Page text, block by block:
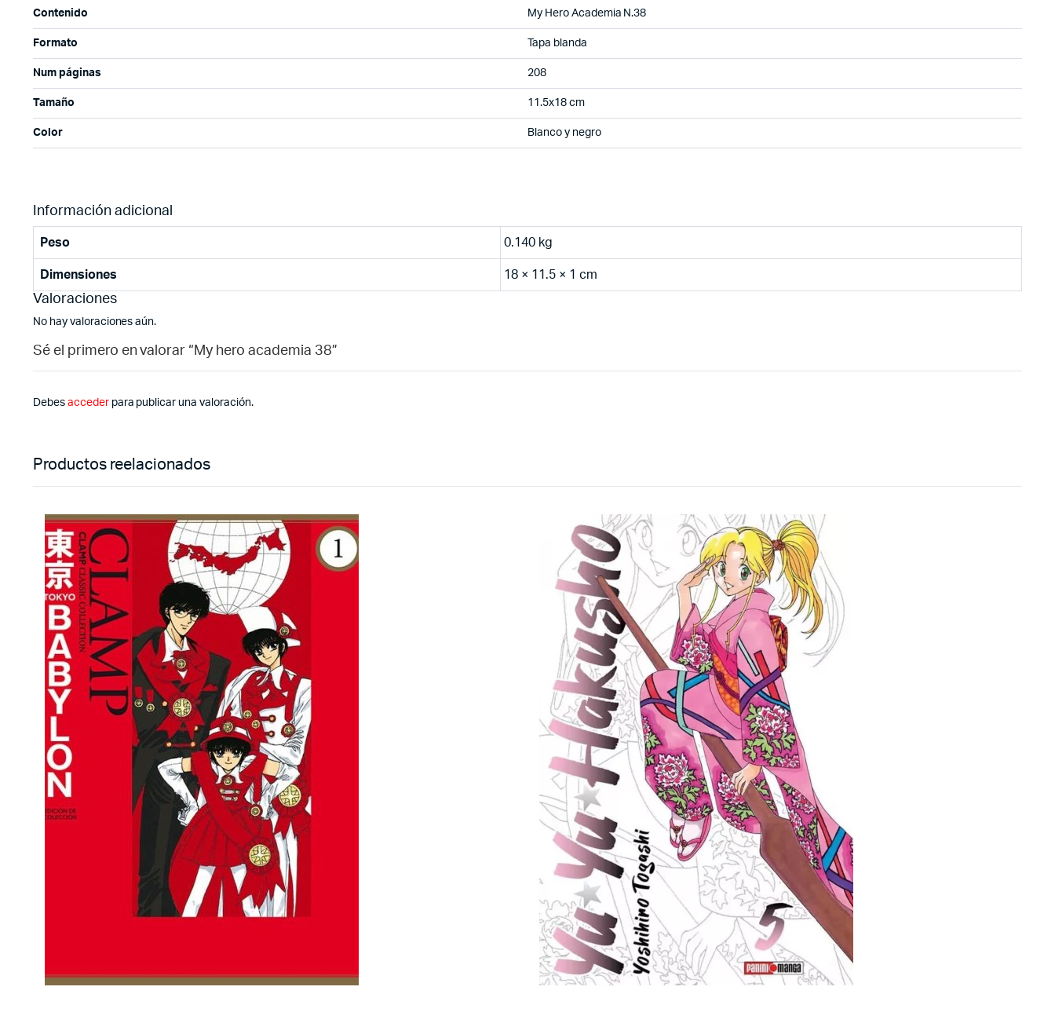
Contenido My Hero Academia N.38
Formato Tapa blanda
Num páginas 208
Tamaño 11.5x18 cm
Color Blanco y negro
Información adicional
Peso 0.140 kg
Dimensiones 18 × 11.5 × 1 cm
Valoraciones
No hay valoraciones aún.
Sé el primero en valorar “My hero academia 38”
Debes accederpara publicar una valoración.
Productos reelacionados